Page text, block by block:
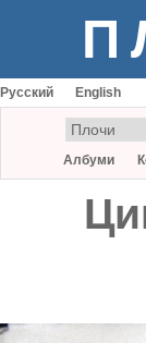
Русский English
Албуми